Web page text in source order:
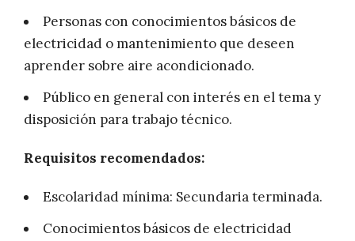
Personas con conocimientos básicos de
electricidad o mantenimiento que deseen
aprender sobre aire acondicionado.
Público en general con interés en el tema y
disposición para trabajo técnico.
Requisitos recomendados:
Escolaridad mínima: Secundaria terminada.
Conocimientos básicos de electricidad